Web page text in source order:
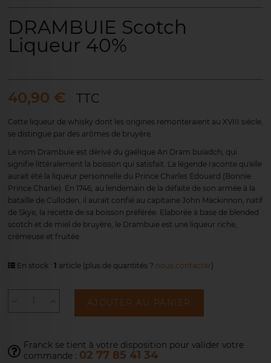
DRAMBUIE Scotch
Liqueur 40%
40,90 € TTC
Cette liqueur de whisky dont les origines remonteraient au XVIII siècle,
se distingue par des arômes de bruyère.
Le nom Drambuie est dérivé du gaélique An Dram buiadch, qui
signifie littéralement la boisson qui satisfait. La légende raconte qu'elle
aurait été la liqueur personnelle du Prince Charles Edouard (Bonnie
Prince Charlie). En 1746, au lendemain de la défaite de son armée à la
bataille de Culloden, il aurait confié au capitaine John Mackinnon, natif
de Skye, la recette de sa boisson préférée. Elaborée à base de blended
scotch et de miel de bruyère, le Drambuie est une liqueur riche,
crémeuse et fruitée.
En stock : 1 article(plus de quantités ? nous contacter)
AJOUTER AU PANIER
Franck se tient à votre disposition pour valider votre
commande : 02 77 85 41 34